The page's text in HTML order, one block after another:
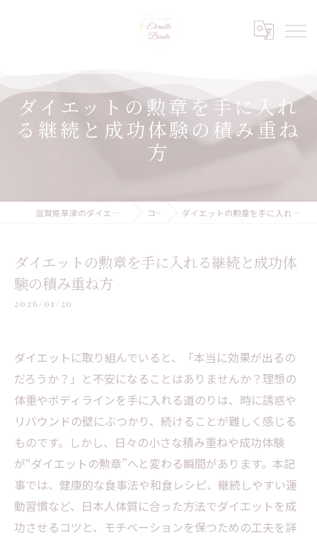
ダイエットの勲章を手に入れ
る継続と成功体験の積み重ね
方
滋賀県草津のダイエットならEternelle Beaute コラム ダイエットの勲章を手に入れる継続と成功体験の積み重ね方
ダイエットの勲章を手に入れる継続と成功体
験の積み重ね方
2026/01/20
ダイエットに取り組んでいると、「本当に効果が出るの
だろうか？」と不安になることはありませんか？理想の
体重やボディラインを手に入れる道のりは、時に誘惑や
リバウンドの壁にぶつかり、続けることが難しく感じる
ものです。しかし、日々の小さな積み重ねや成功体験
が“ダイエットの勲章”へと変わる瞬間があります。本記
事では、健康的な食事法や和食レシピ、継続しやすい運
動習慣など、日本人体質に合った方法でダイエットを成
功させるコツと、モチベーションを保つための工夫を詳